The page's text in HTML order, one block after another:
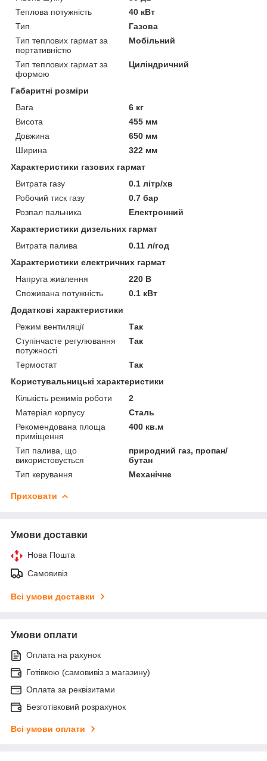
Теплова потужність
40 кВт
Тип
Газова
Тип теплових гармат за
портативністю
Мобільний
Тип теплових гармат за
формою
Циліндричний
Габаритні розміри
Вага
6 кг
Висота
455 мм
Довжина
650 мм
Ширина
322 мм
Характеристики газових гармат
Витрата газу
0.1 літр/хв
Робочий тиск газу
0.7 бар
Розпал пальника
Електронний
Характеристики дизельних гармат
Витрата палива
0.11 л/год
Характеристики електричних гармат
Напруга живлення
220 В
Споживана потужність
0.1 кВт
Додаткові характеристики
Режим вентиляції
Так
Ступінчасте регулювання
потужності
Так
Термостат
Так
Користувальницькі характеристики
Кількість режимів роботи
2
Матеріал корпусу
Сталь
Рекомендована площа
приміщення
400 кв.м
Тип палива, що
використовується
природний газ, пропан/
бутан
Тип керування
Механічне
Приховати
Умови доставки
Нова Пошта
Самовивіз
Всі умови доставки
Умови оплати
Оплата на рахунок
Готівкою (самовивіз з магазину)
Оплата за реквізитами
Безготівковий розрахунок
Всі умови оплати